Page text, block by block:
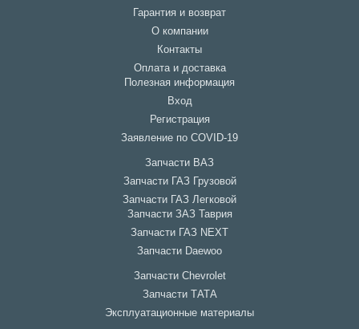
Гарантия и возврат
О компании
Контакты
Оплата и доставка
Полезная информация
Вход
Регистрация
Заявление по COVID-19
Запчасти ВАЗ
Запчасти ГАЗ Грузовой
Запчасти ГАЗ Легковой
Запчасти ЗАЗ Таврия
Запчасти ГАЗ NEXT
Запчасти Daewoo
Запчасти Chevrolet
Запчасти ТАТА
Эксплуатационные материалы